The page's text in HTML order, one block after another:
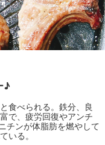
♪
食べられる。鉄分、良
で、疲労回復やアンチ
チンが体脂肪を燃やして
いる。